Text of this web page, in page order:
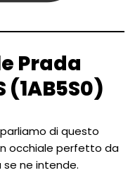
Prada
(1AB5S0)
di questo
occhiale perfetto da
ne intende.